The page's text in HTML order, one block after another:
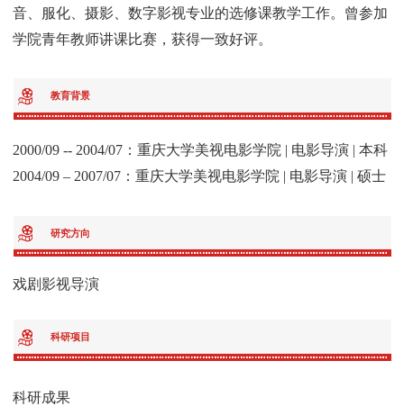
音、服化、摄影、数字影视专业的选修课教学工作。曾参加
学院青年教师讲课比赛，获得一致好评。
教育背景
2000/09 -- 2004/07：重庆大学美视电影学院 | 电影导演 | 本科
2004/09 – 2007/07：重庆大学美视电影学院 | 电影导演 | 硕士
研究方向
戏剧影视导演
科研项目
科研成果